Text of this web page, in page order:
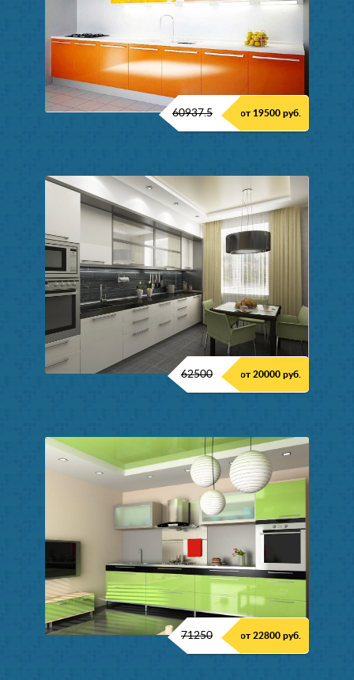
60937.5 от 19500 руб.
62500 от 20000 руб.
71250 от 22800 руб.